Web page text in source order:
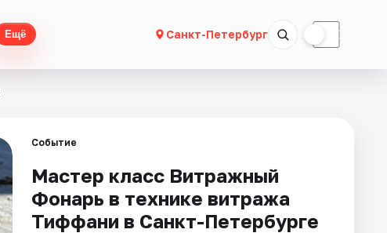
Ещё Санкт-Петербург ☾
Событие
Мастер класс Витражный
Фонарь в технике витража
Тиффани в Санкт-Петербурге